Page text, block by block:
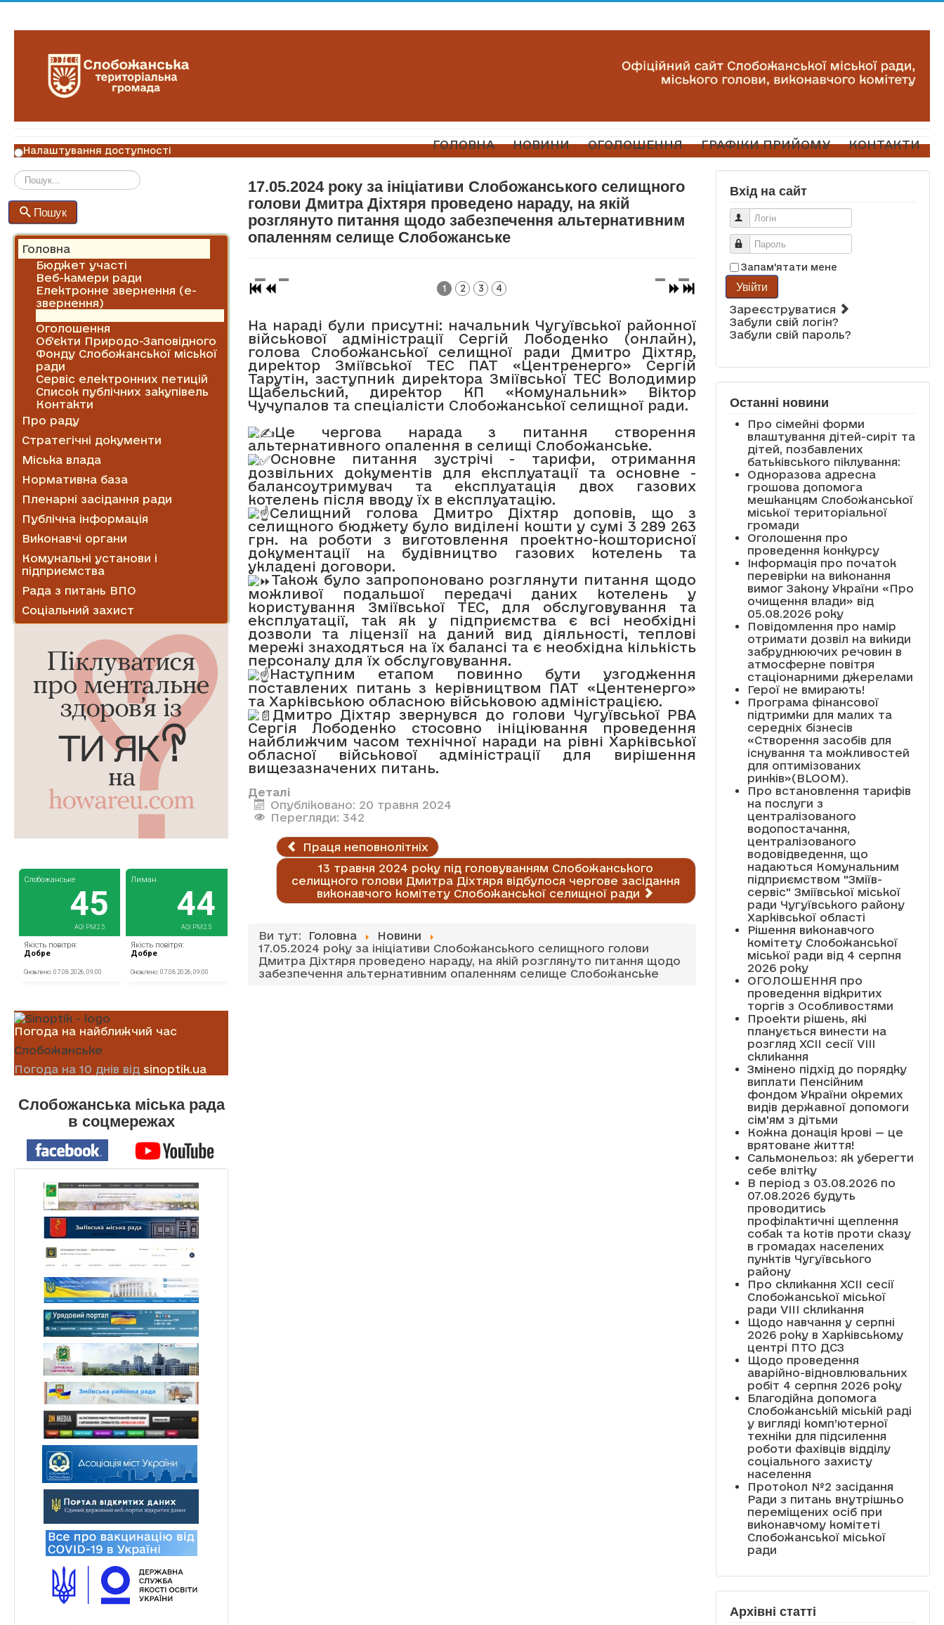
ГОЛОВНА НОВИНИ ОГОЛОШЕННЯ ГРАФІКИ ПРИЙОМУ КОНТАКТИ
Налаштування доступності
Пошук
Головна
Бюджет участі
Веб-камери ради
Електронне звернення (е-
звернення)
Оголошення
Об'єкти Природо-Заповідного
Фонду Слобожанської міської
ради
Сервіс електронних петицій
Список публічних закупівель
Контакти
Про раду
Стратегічні документи
Міська влада
Нормативна база
Пленарні засідання ради
Публічна інформація
Виконавчі органи
Комунальні установи і
підприємства
Рада з питань ВПО
Соціальний захист
Погода на найближчий час
Слобожанське
Погода на 10 днів від sinoptik.ua
Слобожанська міська рада
в соцмережах
17.05.2024 року за ініціативи Слобожанського селищного
голови Дмитра Діхтяря проведено нараду, на якій
розглянуто питання щодо забезпечення альтернативним
опаленням селище Слобожанське
1 2 3 4
На нараді були присутні: начальник Чугуївської районної
військової адміністрації Сергій Лободенко (онлайн),
голова Слобожанської селищної ради Дмитро Діхтяр,
директор Зміївської ТЕС ПАТ «Центренерго» Сергій
Тарутін, заступник директора Зміївської ТЕС Володимир
Щабельский, директор КП «Комунальник» Віктор
Чучупалов та спеціалісти Слобожанської селищної ради.
Це чергова нарада з питання створення
альтернативного опалення в селищі Слобожанське.
Основне питання зустрічі - тарифи, отримання
дозвільних документів для експлуатації та основне -
балансоутримувач та експлуатація двох газових
котелень після вводу їх в експлуатацію.
Селищний голова Дмитро Діхтяр доповів, що з
селищного бюджету було виділені кошти у сумі 3 289 263
грн. на роботи з виготовлення проектно-кошторисної
документації на будівництво газових котелень та
укладені договори.
Також було запропоновано розглянути питання щодо
можливої подальшої передачі даних котелень у
користування Зміївської ТЕС, для обслуговування та
експлуатації, так як у підприємства є всі необхідні
дозволи та ліцензії на даний вид діяльності, теплові
мережі знаходяться на їх балансі та є необхідна кількість
персоналу для їх обслуговування.
Наступним етапом повинно бути узгодження
поставлених питань з керівництвом ПАТ «Центенерго»
та Харківською обласною військовою адміністрацією.
Дмитро Діхтяр звернувся до голови Чугуївської РВА
Сергія Лободенко стосовно ініціювання проведення
найближчим часом технічної наради на рівні Харківської
обласної військової адміністрації для вирішення
вищезазначених питань.
Деталі
Опубліковано: 20 травня 2024
Перегляди: 342
Праця неповнолітніх
13 травня 2024 року під головуванням Слобожанського
селищного голови Дмитра Діхтяря відбулося чергове засідання
виконавчого комітету Слобожанської селищної ради
Ви тут: Головна
Новини
17.05.2024 року за ініціативи Слобожанського селищного голови
Дмитра Діхтяря проведено нараду, на якій розглянуто питання щодо
забезпечення альтернативним опаленням селище Слобожанське
Вхід на сайт
Логін
Пароль
Запам'ятати мене
Увійти
Зареєструватися
Забули свій логін?
Забули свій пароль?
Останні новини
Про сімейні форми
влаштування дітей-сиріт та
дітей, позбавлених
батьківського піклування:
Одноразова адресна
грошова допомога
мешканцям Слобожанської
міської територіальної
громади
Оголошення про
проведення конкурсу
Інформація про початок
перевірки на виконання
вимог Закону України «Про
очищення влади» від
05.08.2026 року
Повідомлення про намір
отримати дозвіл на викиди
забруднюючих речовин в
атмосферне повітря
стаціонарними джерелами
Герої не вмирають!
Програма фінансової
підтримки для малих та
середніх бізнесів
«Створення засобів для
існування та можливостей
для оптимізованих
ринків»(BLOOM).
Про встановлення тарифів
на послуги з
централізованого
водопостачання,
централізованого
водовідведення, що
надаються Комунальним
підприємством "Зміїв-
сервіс" Зміївської міської
ради Чугуївського району
Харківської області
Рішення виконавчого
комітету Слобожанської
міської ради від 4 серпня
2026 року
ОГОЛОШЕННЯ про
проведення відкритих
торгів з Особливостями
Проекти рішень, які
планується винести на
розгляд XCII сесії VІІІ
скликання
Змінено підхід до порядку
виплати Пенсійним
фондом України окремих
видів державної допомоги
сім'ям з дітьми
Кожна донація крові — це
врятоване життя!
Сальмонельоз: як уберегти
себе влітку
В період з 03.08.2026 по
07.08.2026 будуть
проводитись
профілактичні щеплення
собак та котів проти сказу
в громадах населених
пунктів Чугуївського
району
Про скликання XCII сесії
Слобожанської міської
ради VIII скликання
Щодо навчання у серпні
2026 року в Харківському
центрі ПТО ДСЗ
Щодо проведення
аварійно-відновлювальних
робіт 4 серпня 2026 року
Благодійна допомога
Слобожанській міській раді
у вигляді комп’ютерної
техніки для підсилення
роботи фахівців відділу
соціального захисту
населення
Протокол №2 засідання
Ради з питань внутрішньо
переміщених осіб при
виконавчому комітеті
Слобожанської міської
ради
Архівні статті